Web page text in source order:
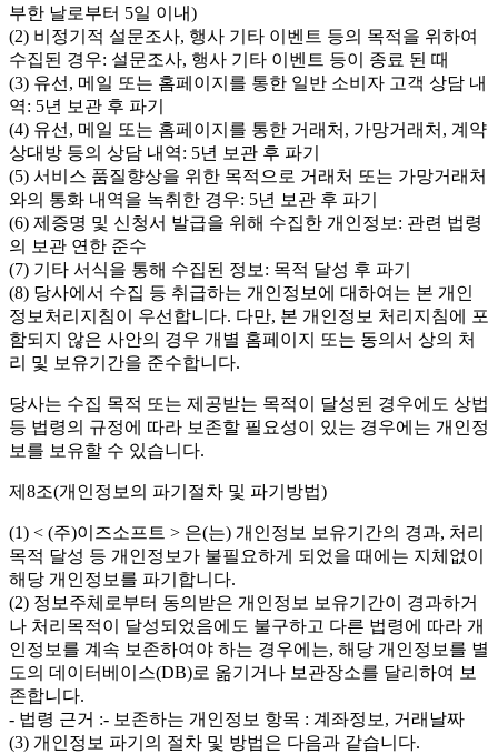
부한 날로부터 5일 이내)
(2) 비정기적 설문조사, 행사 기타 이벤트 등의 목적을 위하여
수집된 경우: 설문조사, 행사 기타 이벤트 등이 종료 된 때
(3) 유선, 메일 또는 홈페이지를 통한 일반 소비자 고객 상담 내
역: 5년 보관 후 파기
(4) 유선, 메일 또는 홈페이지를 통한 거래처, 가망거래처, 계약
상대방 등의 상담 내역: 5년 보관 후 파기
(5) 서비스 품질향상을 위한 목적으로 거래처 또는 가망거래처
와의 통화 내역을 녹취한 경우: 5년 보관 후 파기
(6) 제증명 및 신청서 발급을 위해 수집한 개인정보: 관련 법령
의 보관 연한 준수
(7) 기타 서식을 통해 수집된 정보: 목적 달성 후 파기
(8) 당사에서 수집 등 취급하는 개인정보에 대하여는 본 개인
정보처리지침이 우선합니다. 다만, 본 개인정보 처리지침에 포
함되지 않은 사안의 경우 개별 홈페이지 또는 동의서 상의 처
리 및 보유기간을 준수합니다.
당사는 수집 목적 또는 제공받는 목적이 달성된 경우에도 상법
등 법령의 규정에 따라 보존할 필요성이 있는 경우에는 개인정
보를 보유할 수 있습니다.
제8조(개인정보의 파기절차 및 파기방법)
(1) < (주)이즈소프트 > 은(는) 개인정보 보유기간의 경과, 처리
목적 달성 등 개인정보가 불필요하게 되었을 때에는 지체없이
해당 개인정보를 파기합니다.
(2) 정보주체로부터 동의받은 개인정보 보유기간이 경과하거
나 처리목적이 달성되었음에도 불구하고 다른 법령에 따라 개
인정보를 계속 보존하여야 하는 경우에는, 해당 개인정보를 별
도의 데이터베이스(DB)로 옮기거나 보관장소를 달리하여 보
존합니다.
- 법령 근거 :- 보존하는 개인정보 항목 : 계좌정보, 거래날짜
(3) 개인정보 파기의 절차 및 방법은 다음과 같습니다.